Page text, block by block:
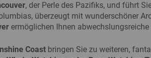
, der Perle des Pazifiks, und führt
überzeugt mit wunderschöner
ermöglichen Ihnen
Coastbringen Sie zu weiteren,